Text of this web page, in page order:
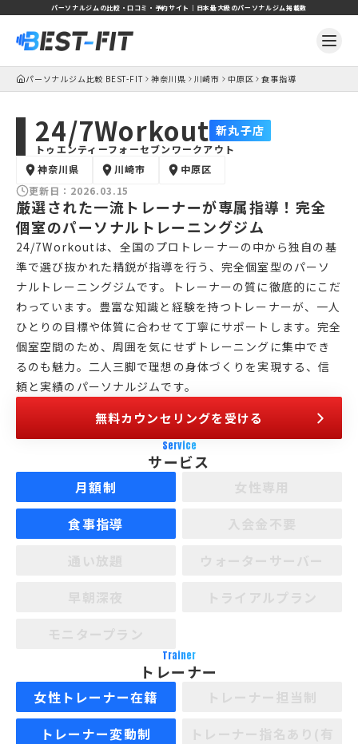
パーソナルジムの比較・口コミ・予約サイト｜日本最大級のパーソナルジム掲載数
パーソナルジム比較 BEST-FIT 神奈川県 川崎市 中原区 食事指導
24/7Workout 新丸子店
トゥエンティーフォーセブンワークアウト
神奈川県
川崎市
中原区
更新日： 2026.03.15
厳選された一流トレーナーが専属指導！完全
個室のパーソナルトレーニングジム
24/7Workoutは、全国のプロトレーナーの中から独自の基
準で選び抜かれた精鋭が指導を行う、完全個室型のパーソ
ナルトレーニングジムです。トレーナーの質に徹底的にこだ
わっています。豊富な知識と経験を持つトレーナーが、一人
ひとりの目標や体質に合わせて丁寧にサポートします。完全
個室空間のため、周囲を気にせずトレーニングに集中でき
るのも魅力。二人三脚で理想の身体づくりを実現する、信
頼と実績のパーソナルジムです。
無料カウンセリングを受ける
Service
サービス
月額制
食事指導
Trainer
トレーナー
女性トレーナー在籍
トレーナー変動制